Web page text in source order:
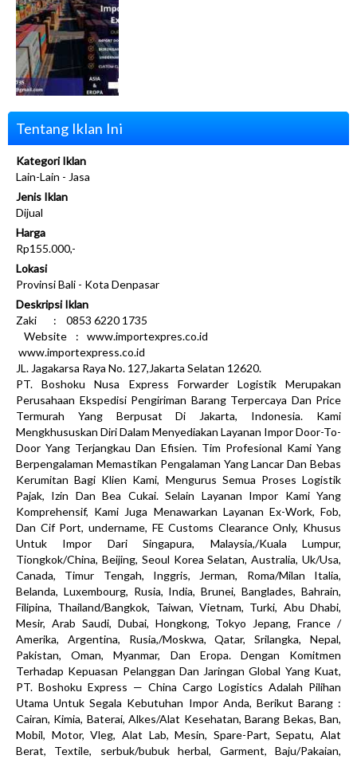
Tentang Iklan Ini
Kategori Iklan
Lain-Lain - Jasa
Jenis Iklan
Dijual
Harga
Rp155.000,-
Lokasi
Provinsi Bali - Kota Denpasar
Deskripsi Iklan
Zaki : 0853 6220 1735
Website : www.importexpres.co.id
www.importexpress.co.id
JL. Jagakarsa Raya No. 127,Jakarta Selatan 12620.
PT. Boshoku Nusa Express Forwarder Logistik Merupakan
Perusahaan Ekspedisi Pengiriman Barang Terpercaya Dan Price
Termurah Yang Berpusat Di Jakarta, Indonesia. Kami
Mengkhususkan Diri Dalam Menyediakan Layanan Impor Door-To-
Door Yang Terjangkau Dan Efisien. Tim Profesional Kami Yang
Berpengalaman Memastikan Pengalaman Yang Lancar Dan Bebas
Kerumitan Bagi Klien Kami, Mengurus Semua Proses Logistik
Pajak, Izin Dan Bea Cukai. Selain Layanan Impor Kami Yang
Komprehensif, Kami Juga Menawarkan Layanan Ex-Work, Fob,
Dan Cif Port, undername, FE Customs Clearance Only, Khusus
Untuk Impor Dari Singapura, Malaysia,/Kuala Lumpur,
Tiongkok/China, Beijing, Seoul Korea Selatan, Australia, Uk/Usa,
Canada, Timur Tengah, Inggris, Jerman, Roma/Milan Italia,
Belanda, Luxembourg, Rusia, India, Brunei, Banglades, Bahrain,
Filipina, Thailand/Bangkok, Taiwan, Vietnam, Turki, Abu Dhabi,
Mesir, Arab Saudi, Dubai, Hongkong, Tokyo Jepang, France /
Amerika, Argentina, Rusia,/Moskwa, Qatar, Srilangka, Nepal,
Pakistan, Oman, Myanmar, Dan Eropa. Dengan Komitmen
Terhadap Kepuasan Pelanggan Dan Jaringan Global Yang Kuat,
PT. Boshoku Express — China Cargo Logistics Adalah Pilihan
Utama Untuk Segala Kebutuhan Impor Anda, Berikut Barang :
Cairan, Kimia, Baterai, Alkes/Alat Kesehatan, Barang Bekas, Ban,
Mobil, Motor, Vleg, Alat Lab, Mesin, Spare-Part, Sepatu, Alat
Berat, Textile, serbuk/bubuk herbal, Garment, Baju/Pakaian,